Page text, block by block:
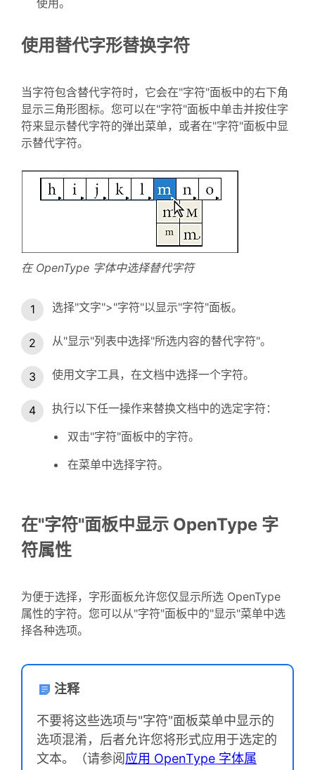
使用替代字形替换字符
当字符包含替代字符时，它会在"字符"面板中的右下角
显示三角形图标。您可以在"字符"面板中单击并按住字
符来显示替代字符的弹出菜单，或者在"字符"面板中显
示替代字符。
在 OpenType 字体中选择替代字符
选择"文字">"字符"以显示"字符"面板。
从"显示"列表中选择"所选内容的替代字符"。
使用文字工具，在文档中选择一个字符。
执行以下任一操作来替换文档中的选定字符：
双击"字符"面板中的字符。
在菜单中选择字符。
在"字符"面板中显示 OpenType 字
符属性
为便于选择，字形面板允许您仅显示所选 OpenType
属性的字符。您可以从"字符"面板中的"显示"菜单中选
择各种选项。
注释
不要将这些选项与"字符"面板菜单中显示的
选项混淆，后者允许您将形式应用于选定的
文本。（请参阅应用 OpenType 字体属